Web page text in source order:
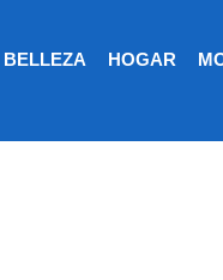
BELLEZA HOGAR